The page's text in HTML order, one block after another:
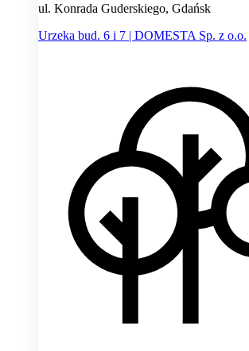
ul. Konrada Guderskiego, Gdańsk
Urzeka bud. 6 i 7 | DOMESTA Sp. z o.o.